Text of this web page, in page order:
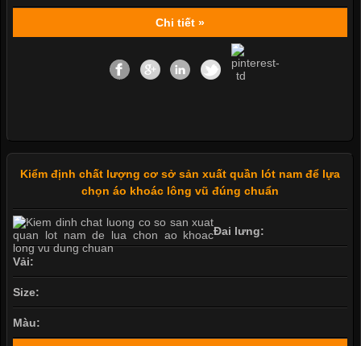
Chi tiết »
Kiểm định chất lượng cơ sở sản xuất quần lót nam để lựa
chọn áo khoác lông vũ đúng chuẩn
Đai lưng:
Vải:
Size:
Màu: